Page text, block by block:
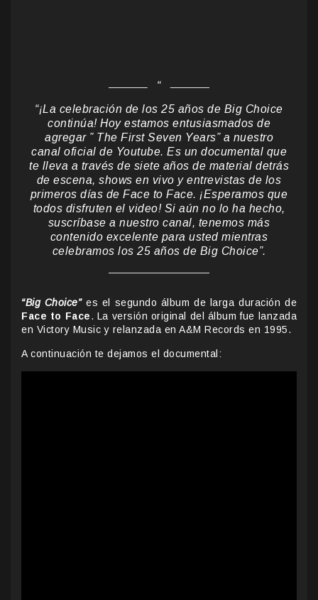
“¡La celebración de los 25 años de Big Choice
continúa! Hoy estamos entusiasmados de
agregar ” The First Seven Years” a nuestro
canal oficial de Youtube. Es un documental que
te lleva a través de siete años de material detrás
de escena, shows en vivo y entrevistas de los
primeros días de Face to Face. ¡Esperamos que
todos disfruten el video! Si aún no lo ha hecho,
suscríbase a nuestro canal, tenemos más
contenido excelente para usted mientras
celebramos los 25 años de Big Choice”.
“Big Choice”es el segundo álbum de larga duración de
Face to Face. La versión original del álbum fue lanzada
en Victory Music y relanzada en A&M Records en 1995.
A continuación te dejamos el documental: